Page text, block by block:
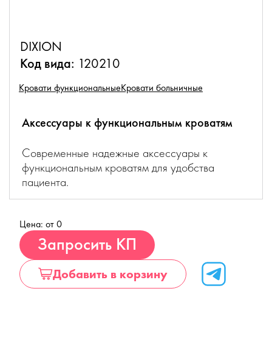
DIXION
Код вида: 120210
Кровати функциональныеКровати больничные
Аксессуары к функциональным кроватям
Современные надежные аксессуары к
функциональным кроватям для удобства
пациента.
Цена: от 0
Запросить КП
Добавить в корзину